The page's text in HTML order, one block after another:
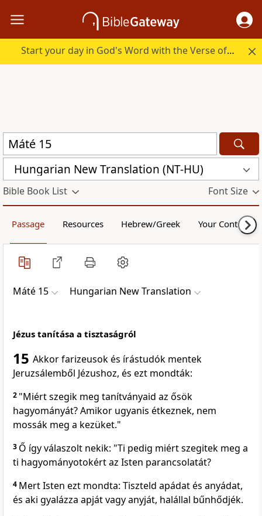
Start your day in God's Word with the Verse of the Day.
Hungarian New Translation (NT-HU)
Bible Book List Font Size
Passage Resources Hebrew/Greek Your Content
Máté 15 Hungarian New Translation
Jézus tanítása a tisztaságról
15 Akkor farizeusok és írástudók mentek
Jeruzsálemből Jézushoz, és ezt mondták:
2 "Miért szegik meg tanítványaid az ősök
hagyományát? Amikor ugyanis étkeznek, nem
mossák meg a kezüket."
3 Ő így válaszolt nekik: "Ti pedig miért szegitek meg a
ti hagyományotokért az Isten parancsolatát?
4 Mert Isten ezt mondta: Tiszteld apádat és anyádat,
és aki gyalázza apját vagy anyját, halállal bűnhődjék.